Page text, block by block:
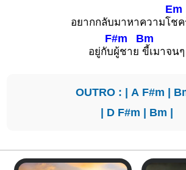
อยากกลับมาหาความโ
Em
ชค
อยู่กับ
F#m
ผู้ชาย
Bm
ขี้เมาจนๆ
OUTRO : | A F#m |
| D F#m | Bm |